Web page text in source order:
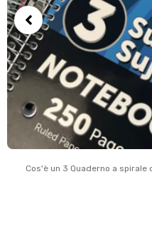
Cos'è un 3 Quaderno a spirale